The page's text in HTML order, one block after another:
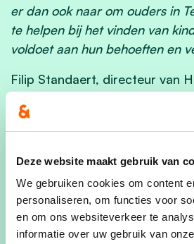
Deze website maakt gebruik van
We gebruiken cookies om content
personaliseren, om functies voor
en om ons websiteverkeer te
informatie over uw gebruik van
er dan ook naar om ouders in
te helpen bij het vinden van
voldoet aan hun behoeften en
Filip Standaert, directeur van
kinderopvang in Tessenderlo
bijzonder verheugd met de
initiatief. We zijn ervan
partijen zal versterken en de
kwalitatieve kinderopvang in
verbeteren."